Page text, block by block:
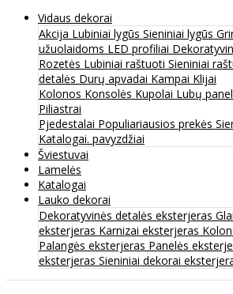
Vidaus dekorai
Akcija Lubiniai lygūs Sieniniai lygūs
užuolaidoms LED profiliai
Rozetės Lubiniai raštuoti Sieniniai
detalės Durų apvadai Kampai Klijai
Kolonos Konsolės Kupolai Lubų
Piliastrai
Pjedestalai Populiariausios prekės
Katalogai. pavyzdžiai
Šviestuvai
Lamelės
Katalogai
Lauko dekorai
Dekoratyvinės detalės eksterjeras
eksterjeras Karnizai eksterjeras
Palangės eksterjeras Panelės
eksterjeras Sieniniai dekorai